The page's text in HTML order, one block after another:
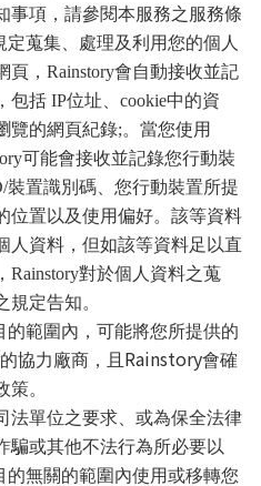
事項，請參閱本服務之服務條
定蒐集、處理及利用您的個人
頁， Rainstory會自動接收並記
包括 IP位址、 cookie中的資
覽的網頁紀錄;。當您使用
可能會接收並記錄您行動裝
裝置識別碼、您行動裝置所提
位置以及使用偏好。該等資料
人資料，但如該等資料足以直
Rainstory對於個人資料之蒐
定告知。
的範圍內，可能將您所提供的
的協力廠商，且 Rainstory會確
。
法單位之要求、或為保全法律
騙或其他不法行為所必要以
的無關的範圍內使用或移轉您